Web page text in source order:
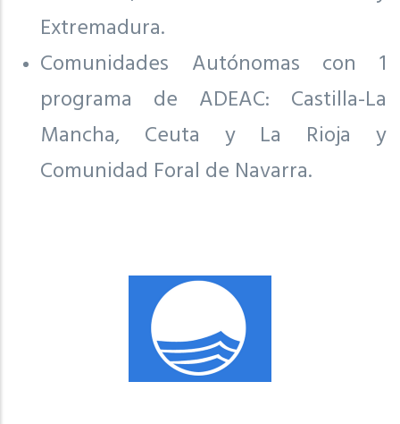
Extremadura.
Comunidades Autónomas con 1
programa de ADEAC: Castilla-La
Mancha, Ceuta y La Rioja y
Comunidad Foral de Navarra.